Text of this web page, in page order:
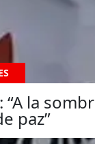
“A la
paz”